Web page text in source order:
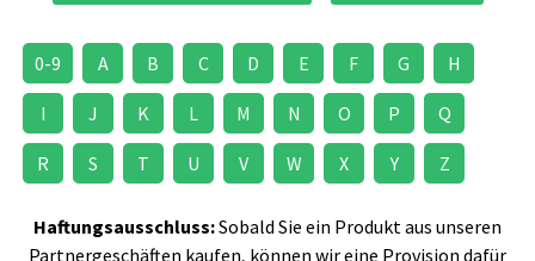
0-9 A B C D E F G H
I J K L M N O P Q
R S T U V W X Y Z
Haftungsausschluss:Sobald Sie ein Produkt aus unseren
Partnergeschäften kaufen, können wir eine Provision dafür